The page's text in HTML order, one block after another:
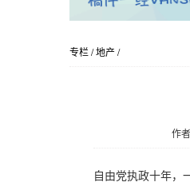
专栏 /地产/
作者
自由党执政十年，